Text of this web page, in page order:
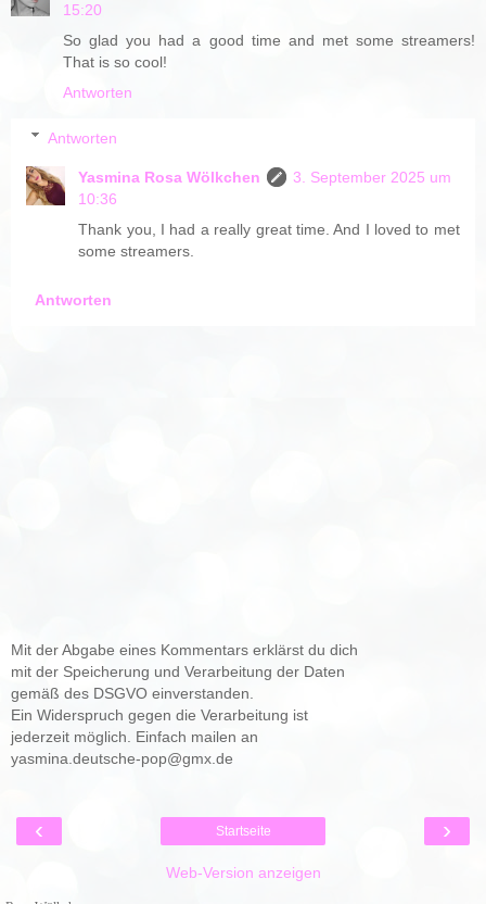
15:20
So glad you had a good time and met some streamers!
That is so cool!
Antworten
Antworten
Yasmina Rosa Wölkchen
3. September 2025 um
10:36
Thank you, I had a really great time. And I loved to met
some streamers.
Antworten
Mit der Abgabe eines Kommentars erklärst du dich
mit der Speicherung und Verarbeitung der Daten
gemäß des DSGVO einverstanden.
Ein Widerspruch gegen die Verarbeitung ist
jederzeit möglich. Einfach mailen an
yasmina.deutsche-pop@gmx.de
‹ ›
Startseite
Web-Version anzeigen